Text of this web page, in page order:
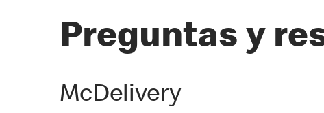
Preguntas y
McDelivery